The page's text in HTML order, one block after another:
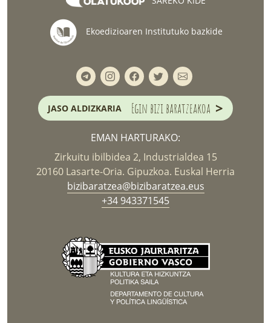
Ekoedizioaren Institutuko bazkide
JASO ALDIZKARIA Egin bizi baratzeakoa >
EMAN HARTURAKO:
Zirkuitu ibilbidea 2, Industrialdea 15
20160 Lasarte-Oria. Gipuzkoa. Euskal Herria
bizibaratzea@bizibaratzea.eus
+34 943371545